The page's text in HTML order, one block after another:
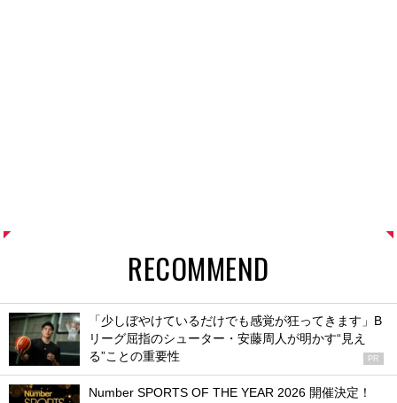
RECOMMEND
「少しぼやけているだけでも感覚が狂ってきます」B
リーグ屈指のシューター・安藤周人が明かす“見え
る”ことの重要性
PR
Number SPORTS OF THE YEAR 2026 開催決定！